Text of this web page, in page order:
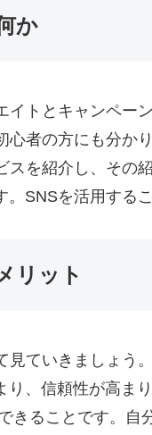
か
トとキャンペー
者の方にも分か
スを紹介し、その
SNSを活用する
リット
ていきましょう
、信頼性が高ま
きることです。自